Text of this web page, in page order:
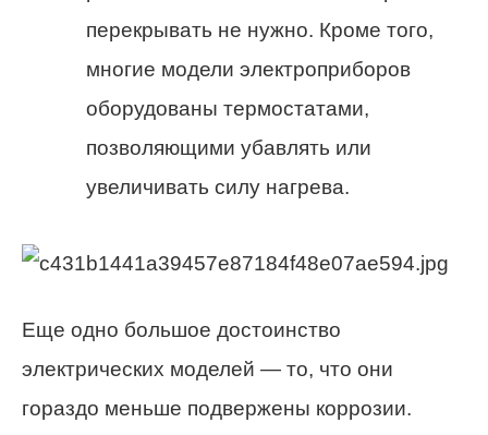
перекрывать не нужно. Кроме того,
многие модели электроприборов
оборудованы термостатами,
позволяющими убавлять или
увеличивать силу нагрева.
Еще одно большое достоинство
электрических моделей — то, что они
гораздо меньше подвержены коррозии.